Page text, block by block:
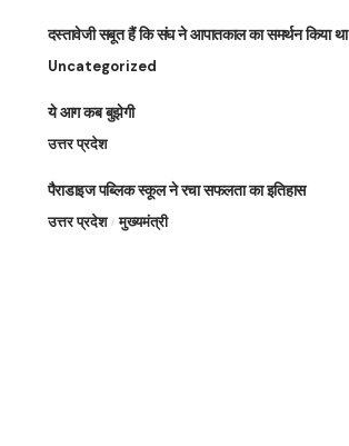
दस्तावेजी सबूत हैं कि संघ ने आपातकाल का समर्थन किया था
Uncategorized
ये आग कब बुझेगी
उत्तर प्रदेश
पैराडाइज पब्लिक स्कूल ने रचा सफलता का इतिहास
उत्तर प्रदेश मुख्यमंत्री